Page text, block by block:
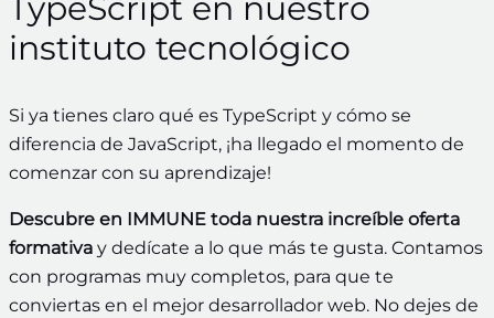
TypeScript en nuestro
instituto tecnológico
Si ya tienes claro qué es TypeScript y cómo se
diferencia de JavaScript, ¡ha llegado el momento de
comenzar con su aprendizaje!
Descubre en IMMUNE toda nuestra increíble oferta
formativa y dedícate a lo que más te gusta. Contamos
con programas muy completos, para que te
conviertas en el mejor desarrollador web. No dejes de